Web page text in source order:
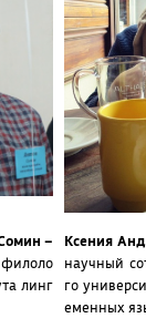
–
линг
Ксения
научный
го
еменных